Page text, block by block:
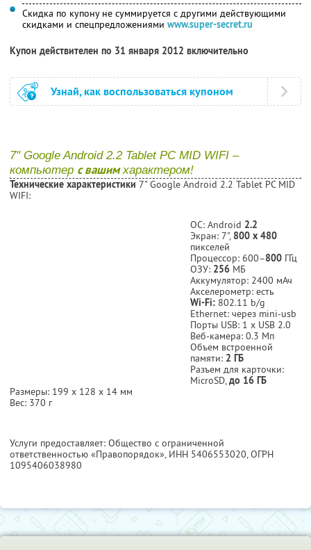
Скидка по купону не суммируется с другими действующими
скидками и спецпредложениями www.super-secret.ru
Купон действителен по 31 января 2012 включительно
Узнай, как воспользоваться купоном
7" Google Android 2.2 Tablet PC MID WIFI –
компьютер с вашимхарактером!
Технические характеристики 7" Google Android 2.2 Tablet PC MID
WIFI:
ОС: Android 2.2
Экран: 7", 800 x 480
пикселей
Процессор: 600–800 ГГц
ОЗУ: 256 МБ
Аккумулятор: 2400 мАч
Акселерометр: есть
Wi-Fi: 802.11 b/g
Ethernet: через mini-usb
Порты USB: 1 х USB 2.0
Веб-камера: 0.3 Мп
Объем встроенной
памяти: 2 ГБ
Разъем для карточки:
MicroSD,до 16 ГБ
Размеры: 199 х 128 х 14 мм
Вес: 370 г
Услуги предоставляет: Общество с ограниченной
ответственностью «Правопорядок», ИНН 5406553020, ОГРН
1095406038980